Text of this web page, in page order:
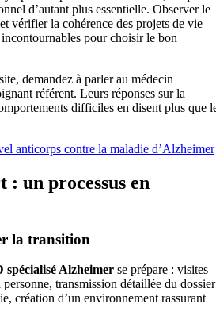
d’autant plus essentielle. Observer le
vérifier la cohérence des projets de vie
incontournables pour choisir le bon
demandez à parler au médecin
référent. Leurs réponses sur la
difficiles en disent plus que
anticorps contre la maladie d’Alzheimer
un processus en
la transition
spécialisé Alzheimerse prépare : visites
transmission détaillée du dossier
création d’un environnement rassurant